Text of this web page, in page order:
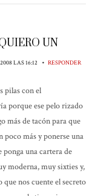
UN
LAS 16:12 • RESPONDER
pilas con el
porque ese pelo rizado
más de tacón para que
poco más y ponerse una
ponga una cartera de
moderna, muy sixties y,
nos cuente el secreto